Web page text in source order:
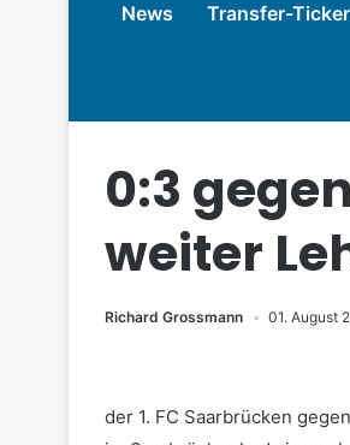
News Transfer-Ticker
0:3
weiter
Richard Grossmann 01. August
der 1. FC Saarbrücken